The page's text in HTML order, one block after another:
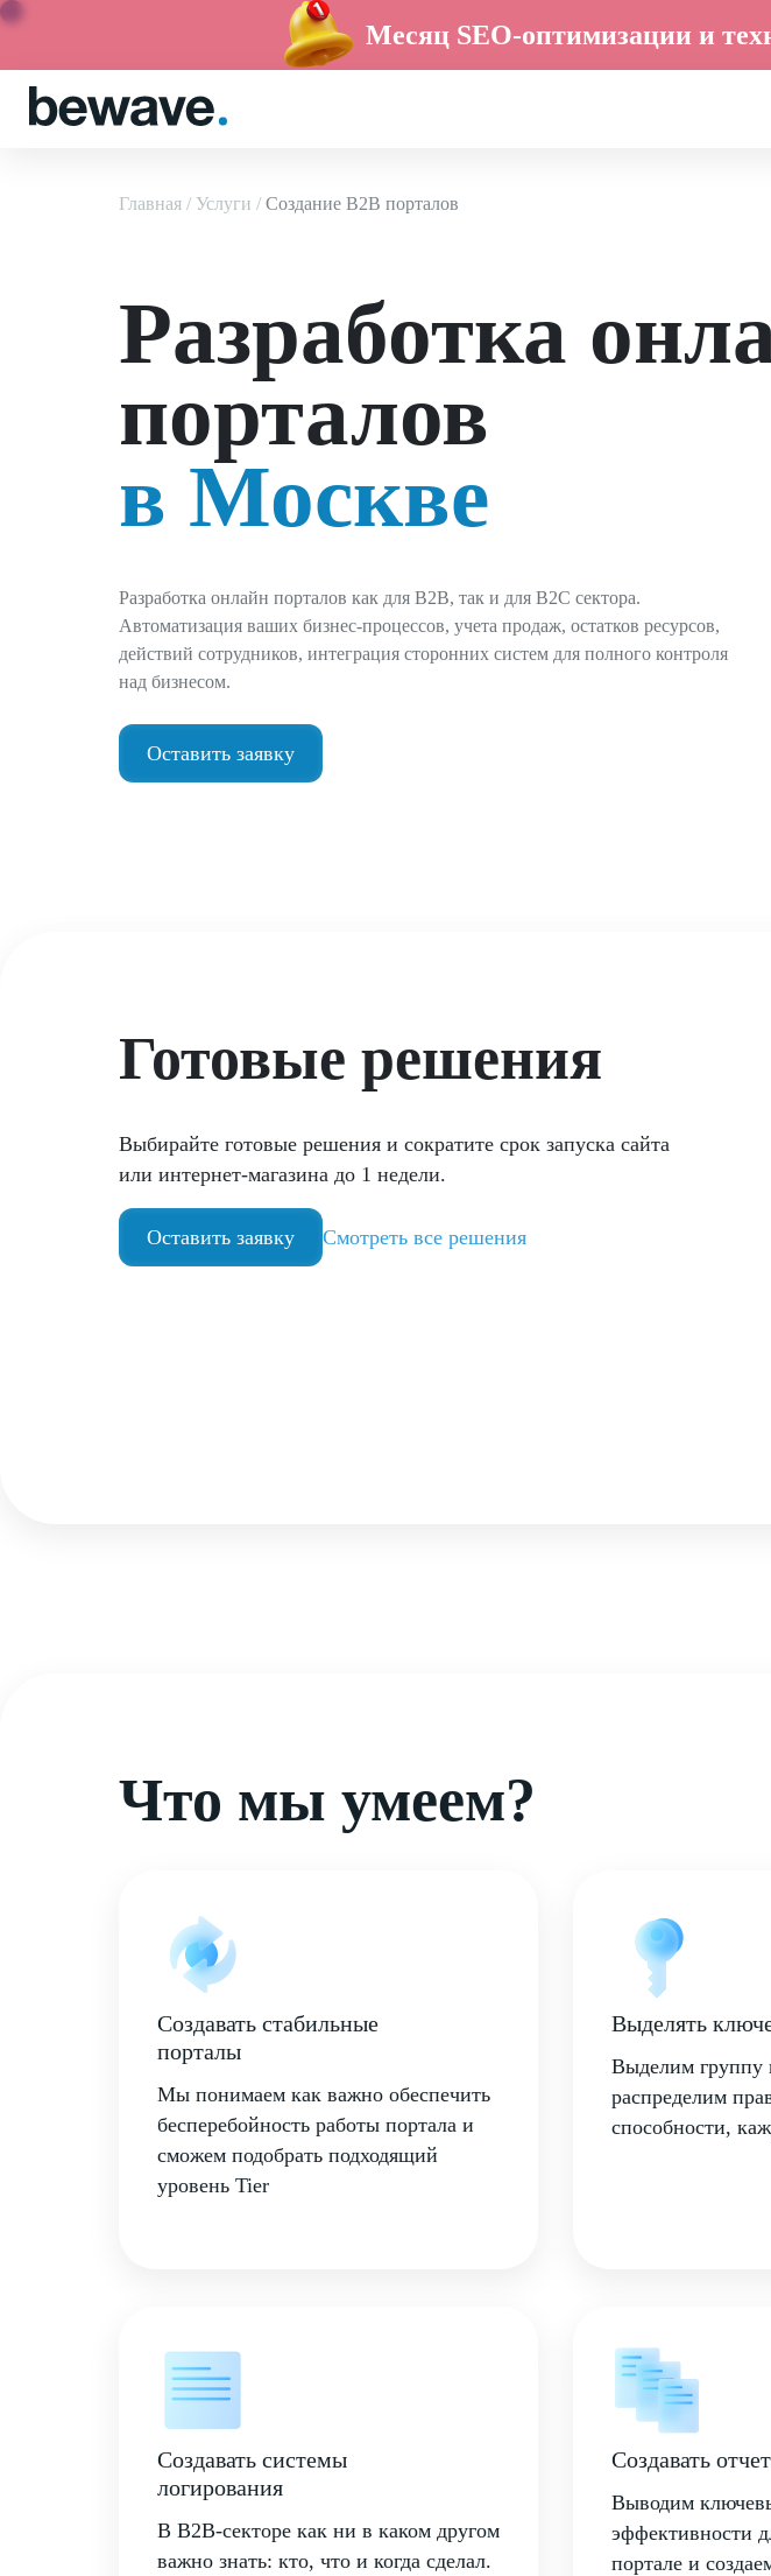
Месяц SEO-оптимизации и
Главная Услуги Создание B2B порталов
Разработка
порталов
в Москве
Разработка онлайн порталов как для B2B, так и для B2C сектора.
Автоматизация ваших бизнес-процессов, учета продаж, остатков ресурсов,
действий сотрудников, интеграция сторонних систем для полного контроля
над бизнесом.
Оставить заявку
Готовые решения
Выбирайте готовые решения и сократите срок запуска сайта
или интернет-магазина до 1 недели.
Оставить заявку Смотреть все решения
Что мы умеем?
Создавать стабильные
порталы
Мы понимаем как важно обеспечить
бесперебойность работы портала и
сможем подобрать подходящий
уровень Tier
Выделять
Выделим группу
распределим
способности,
Создавать системы
логирования
В B2B-секторе как ни в каком другом
важно знать: кто, что и когда сделал.
Создавать
Выводим
эффективности
портале и